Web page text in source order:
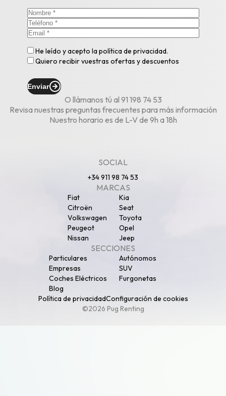
He leído y acepto lapolítica de privacidad.
Quiero recibir vuestras ofertas y descuentos
Enviar
O llámanos tú al 91 198 74 53
Revisa nuestras preguntas frecuentes para más información
Nuestro horario es de L-V de 9h a 18h
SOCIAL
+34 911 98 74 53
MARCAS
Fiat
Kia
Citroën
Seat
Volkswagen
Toyota
Peugeot
Opel
Nissan
Jeep
SECCIONES
Particulares
Autónomos
Empresas
SUV
Coches Eléctricos
Furgonetas
Blog
Política de privacidadConfiguración de cookies
©2026 Pug Renting